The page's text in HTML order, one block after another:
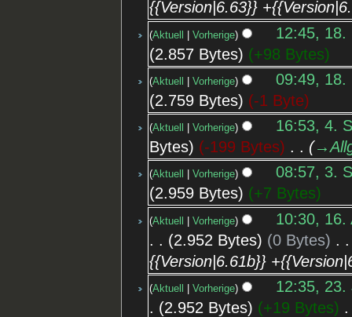
{{Version|6.63}}
Aktuell Vorherige
12:45, 18.
2.857 Bytes
+98 Bytes
Aktuell Vorherige
09:49, 18.
2.759 Bytes
-1 Byte
Aktuell Vorherige
16:53, 4.
Bytes
-199 Bytes
Aktuell Vorherige
08:57, 3.
2.959 Bytes
+7 Bytes
Aktuell Vorherige
10:30, 16.
2.952 Bytes
0 Bytes
{{Version|6.61b}}
Aktuell Vorherige
12:35, 23.
2.952 Bytes
+19 Bytes